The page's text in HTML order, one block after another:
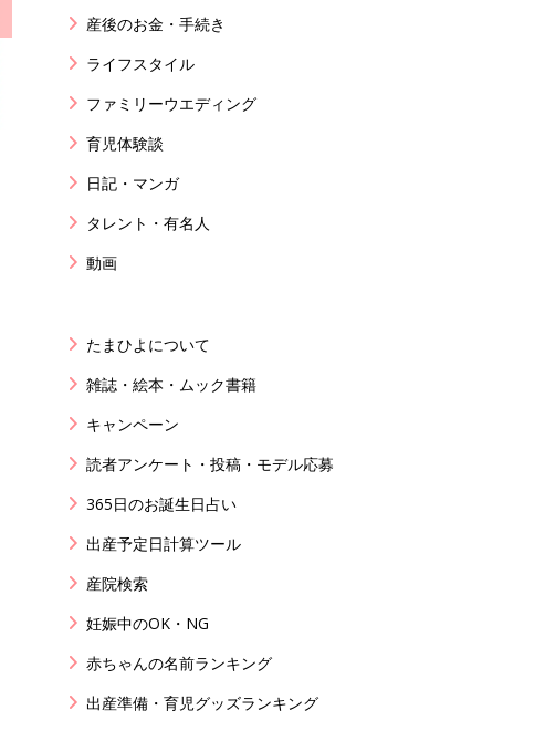
産後のお金・手続き
ライフスタイル
ファミリーウエディング
育児体験談
日記・マンガ
タレント・有名人
動画
たまひよについて
雑誌・絵本・ムック書籍
キャンペーン
読者アンケート・投稿・モデル応募
365日のお誕生日占い
出産予定日計算ツール
産院検索
妊娠中のOK・NG
赤ちゃんの名前ランキング
出産準備・育児グッズランキング